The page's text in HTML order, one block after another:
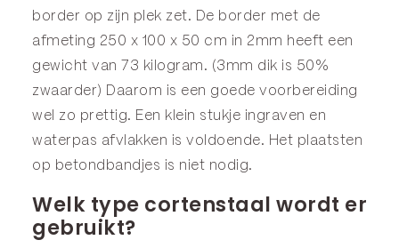
border op zijn plek zet. De border met de
afmeting 250 x 100 x 50 cm in 2mm heeft een
gewicht van 73 kilogram. (3mm dik is 50%
zwaarder) Daarom is een goede voorbereiding
wel zo prettig. Een klein stukje ingraven en
waterpas afvlakken is voldoende. Het plaatsten
op betondbandjes is niet nodig.
Welk type cortenstaal wordt er
gebruikt?